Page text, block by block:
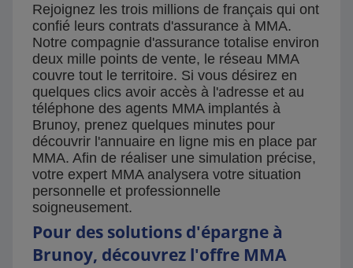
Rejoignez les trois millions de français qui ont
confié leurs contrats d'assurance à MMA.
Notre compagnie d'assurance totalise environ
deux mille points de vente, le réseau MMA
couvre tout le territoire. Si vous désirez en
quelques clics avoir accès à l'adresse et au
téléphone des agents MMA implantés à
Brunoy, prenez quelques minutes pour
découvrir l'annuaire en ligne mis en place par
MMA. Afin de réaliser une simulation précise,
votre expert MMA analysera votre situation
personnelle et professionnelle
soigneusement.
Pour des solutions d'épargne à
Brunoy, découvrez l'offre MMA